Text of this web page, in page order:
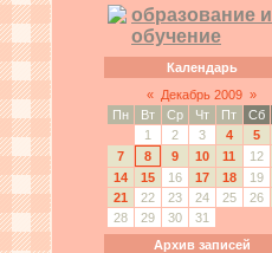
образование и
обучение
Календарь
« Декабрь 2009 »
Пн
Вт Ср Чт Пт Сб
1
2 3 4 5
7
8 9 10 11 12
14
15 16 17 18 19
21
22 23 24 25 26
28
29 30
31
Архив записей